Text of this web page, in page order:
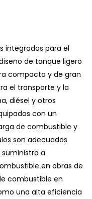
integrados para el
de tanque ligero
compacta y de gran
el transporte y la
diésel y otros
con un
de combustible y
son adecuados
a
en obras de
combustible en
una alta eficiencia